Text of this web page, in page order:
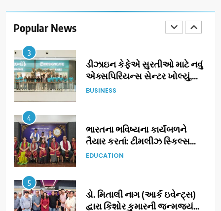
Popular News
ગ્રાન્ડ એન્ટ્રી: સિદ્ધાર્થ રાંદેરિયાની
‘ટોમ એન્ડ ચેરી’ સાથે નવા યુગની
3
ડીઝાઇન કેફેએ સુરતીઓ માટે નવું
એક્સપિરિયન્સ સેન્ટર ખોલ્યું,
ગુજરાતમાં પોતાની હાજરી વધુ
BUSINESS
4
ભારતના ભવિષ્યના કાર્યબળને
તૈયાર કરતાં: ટીમલીઝ સ્કિલ્સ
યુનિવર્સિટીએ 65 સ્નાતકોને ડિગ્રી
EDUCATION
5
ડો. મિતાલી નાગ (આર્ક ઇવેન્ટ્સ)
દ્વારા કિશોર કુમારની જન્મજયંતિ